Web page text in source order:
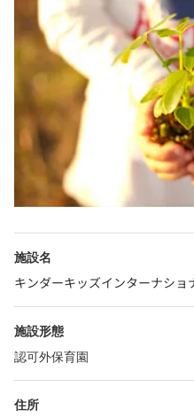
施設名
キンダーキッズインターナショ
施設形態
認可外保育園
住所